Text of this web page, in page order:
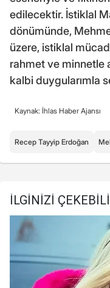
edilecektir. İstiklal
dönümünde,
üzere, istiklal
rahmet ve minnetle
kalbi duygularımla
Kaynak: İhlas Haber Ajansı
Recep Tayyip Erdoğan